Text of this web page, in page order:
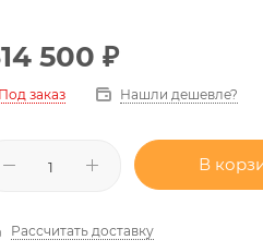
500 ₽
Под заказ Нашли дешевле?
В
Рассчитать доставку